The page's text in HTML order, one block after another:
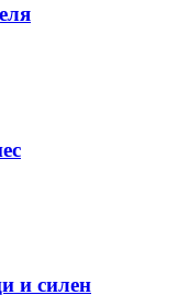
и силен